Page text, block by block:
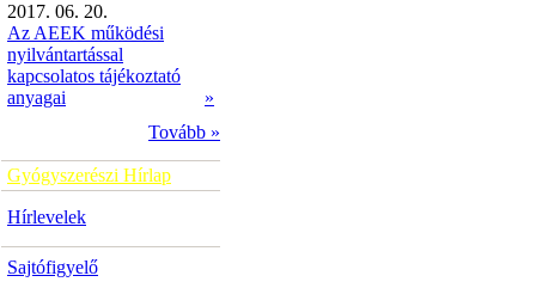
2017. 06. 20.
Az AEEK működési
nyilvántartással
kapcsolatos tájékoztató
anyagai
»
Tovább »
Gyógyszerészi Hírlap
Hírlevelek
Sajtófigyelő